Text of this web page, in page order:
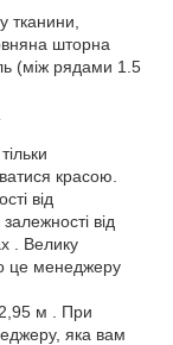
тканини,
шторна
(між рядами 1.5
красою.
від
від
. Велику
це менеджеру
м . При
яка вам